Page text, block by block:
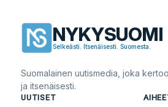
NYKYSUOMI
Selkeästi. Itsenäisesti. Suomesta.
Suomalainen uutismedia, joka
ja itsenäisesti.
UUTISET